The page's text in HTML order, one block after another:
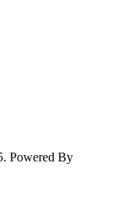
Powered By